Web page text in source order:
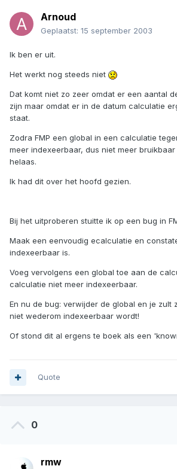
Arnoud
Geplaatst: 15 september 2003
Ik ben er uit.
Het werkt nog steeds niet
Dat komt niet zo zeer omdat er een aantal
zijn maar omdat er in de datum calculatie
staat.
Zodra FMP een global in een calculatie
meer indexeerbaar, dus niet meer
helaas.
Ik had dit over het hoofd gezien.
Bij het uitproberen stuitte ik op een bug in
Maak een eenvoudig ecalculatie en
indexeerbaar is.
Voeg vervolgens een global toe aan de
calculatie niet meer indexeerbaar.
En nu de bug: verwijder de global en je zult
niet wederom indexeerbaar wordt!
Of stond dit al ergens te boek als een
Quote
0
rmw